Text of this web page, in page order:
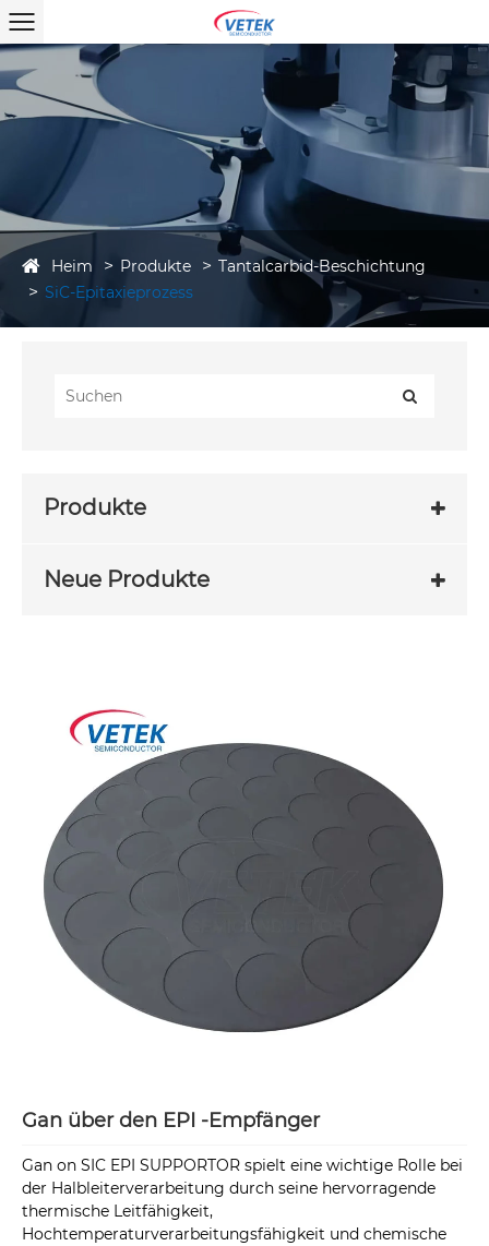
Heim Produkte
Tantalcarbid-Beschichtung
SiC-Epitaxieprozess
Produkte
Neue Produkte
Gan über den EPI -Empfänger
Gan on SIC EPI SUPPORTOR spielt eine wichtige Rolle bei
der Halbleiterverarbeitung durch seine hervorragende
thermische Leitfähigkeit,
Hochtemperaturverarbeitungsfähigkeit und chemische